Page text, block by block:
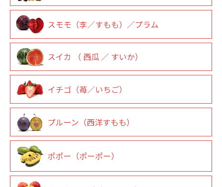
スモモ（李／すもも）／プラム
スイカ （ 西瓜 ／ すいか）
イチゴ（苺／いちご）
プルーン（西洋すもも）
ポポー（ポーポー）